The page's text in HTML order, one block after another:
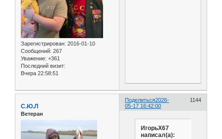
Зарегистрирован: 2016-01-10
Сообщений: 267
Уважение: +361
Последний визит:
Вчера 22:58:51
Поделиться 1144
2026-
05-17 16:42:00
С.Ю.Л
Ветеран
ИгорьХ67
написал(а):